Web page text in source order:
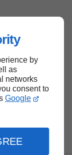
by
as
networks
consent to
Google